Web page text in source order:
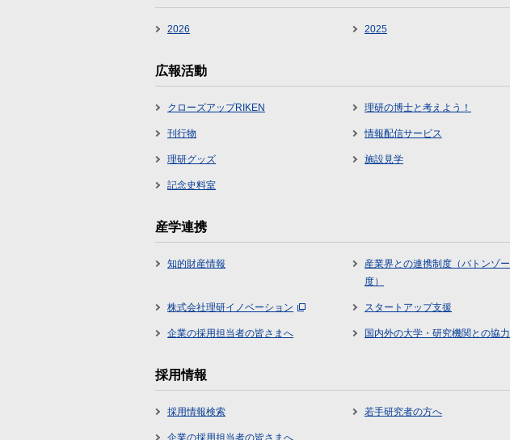
2026 2025
広報活動
クローズアップRIKEN 理研の博士と考えよう！
刊行物 情報配信サービス
理研グッズ 施設見学
記念史料室
産学連携
知的財産情報
産業界との連携制度（バトンゾー
度）
株式会社理研イノベーション スタートアップ支援
企業の採用担当者の皆さまへ 国内外の大学・研究機関との協力
採用情報
採用情報検索 若手研究者の方へ
企業の採用担当者の皆さまへ